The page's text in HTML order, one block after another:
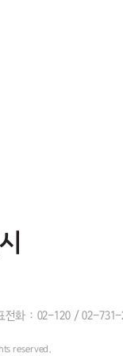
표전화 : 02-120 /02-731-
reserved.